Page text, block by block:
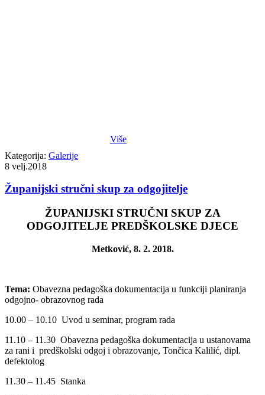
Više
Kategorija: Galerije
8 velj.2018
Županijski stručni skup za odgojitelje
ŽUPANIJSKI STRUČNI SKUP ZA
ODGOJITELJE PREDŠKOLSKE DJECE
Metković, 8. 2. 2018.
Tema: Obavezna pedagoška dokumentacija u funkciji planiranja
odgojno- obrazovnog rada
10.00 – 10.10 Uvod u seminar, program rada
11.10 – 11.30 Obavezna pedagoška dokumentacija u ustanovama
za rani i predškolski odgoj i obrazovanje, Tončica Kalilić, dipl.
defektolog
11.30 – 11.45 Stanka